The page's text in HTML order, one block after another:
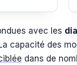
avec les
capacité des
dans de